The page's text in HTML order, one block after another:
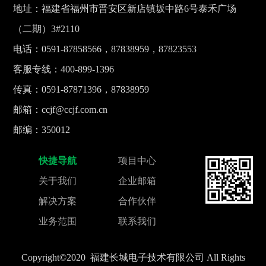
地址：福建省福州市晋安区新店镇坂中路6号泰禾广场
（二期）3#2110
电话：0591-87858566，87838959，87823553
客服专线：400-899-1396
传真：0591-87871396，87838959
邮箱：ccjf@ccjf.com.cn
邮编：350012
快捷导航
关于我们
解决方案
业务范围
项目中心
企业邮箱
合作伙伴
联系我们
Copyright©2020 福建长城电子技术有限公司 All Rights